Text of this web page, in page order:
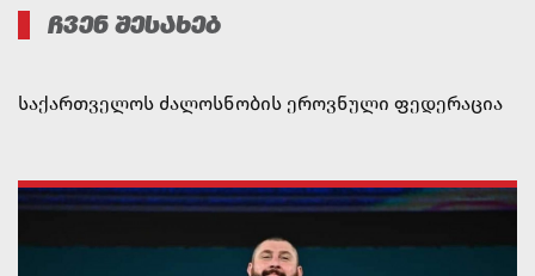
ᲩᲕᲔᲜ ᲨᲔᲡᲐᲮᲔᲑ
საქართველოს ძალოსნობის ეროვნული ფედერაცია